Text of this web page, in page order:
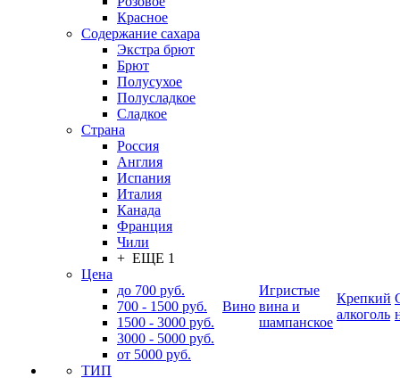
Красное
Содержание сахара
Экстра брют
Брют
Полусухое
Полусладкое
Сладкое
Страна
Россия
Англия
Испания
Италия
Канада
Франция
Чили
+ ЕЩЕ 1
Цена
до 700 руб.
700 - 1500 руб.
1500 - 3000 руб.
3000 - 5000 руб.
от 5000 руб.
ТИП
Вино
Игристые
вина и
шампанское
Крепкий
алкоголь